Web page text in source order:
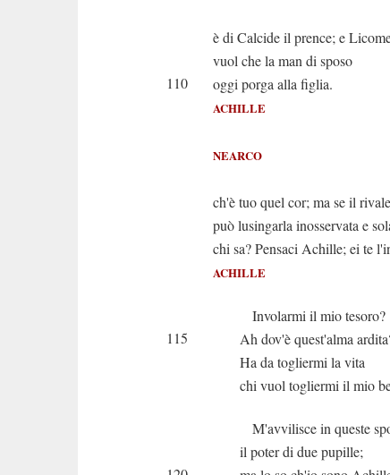
Giunto
è di Calcide il prence; e
vuol che la man di sposo
110
oggi porga alla figlia.
ACHILLE
Oh
NEARCO
È
ch'è tuo quel cor; ma se il
può lusingarla inosservata e
chi sa? Pensaci Achille; ei te
ACHILLE
Involarmi il mio tesoro?
115
Ah dov'è quest'alma
Ha da togliermi la vita
chi vuol togliermi il mio
M'avvilisce in queste
il poter di due pupille;